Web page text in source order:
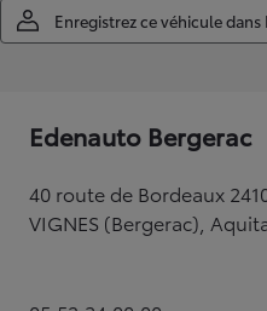
Enregistrez ce véhicule dans
Edenauto Bergerac
40 route de Bordeaux
VIGNES (Bergerac),